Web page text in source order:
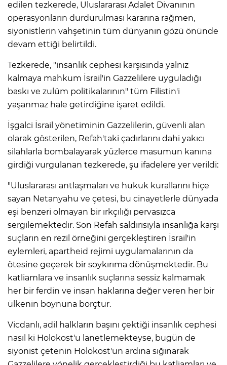
edilen tezkerede, Uluslararası Adalet Divanının
operasyonların durdurulması kararına rağmen,
siyonistlerin vahşetinin tüm dünyanın gözü önünde
devam ettiği belirtildi.
Tezkerede, "insanlık cephesi karşısında yalnız
kalmaya mahkum İsrail'in Gazzelilere uyguladığı
baskı ve zulüm politikalarının" tüm Filistin'i
yaşanmaz hale getirdiğine işaret edildi.
İşgalci İsrail yönetiminin Gazzelilerin, güvenli alan
olarak gösterilen, Refah'taki çadırlarını dahi yakıcı
silahlarla bombalayarak yüzlerce masumun kanına
girdiği vurgulanan tezkerede, şu ifadelere yer verildi:
"Uluslararası antlaşmaları ve hukuk kurallarını hiçe
sayan Netanyahu ve çetesi, bu cinayetlerle dünyada
eşi benzeri olmayan bir ırkçılığı pervasızca
sergilemektedir. Son Refah saldırısıyla insanlığa karşı
suçların en rezil örneğini gerçekleştiren İsrail'in
eylemleri, apartheid rejimi uygulamalarının da
ötesine geçerek bir soykırıma dönüşmektedir. Bu
katliamlara ve insanlık suçlarına sessiz kalmamak
her bir ferdin ve insan haklarına değer veren her bir
ülkenin boynuna borçtur.
Vicdanlı, adil halkların başını çektiği insanlık cephesi
nasıl ki Holokost'u lanetlemekteyse, bugün de
siyonist çetenin Holokost'un ardına sığınarak